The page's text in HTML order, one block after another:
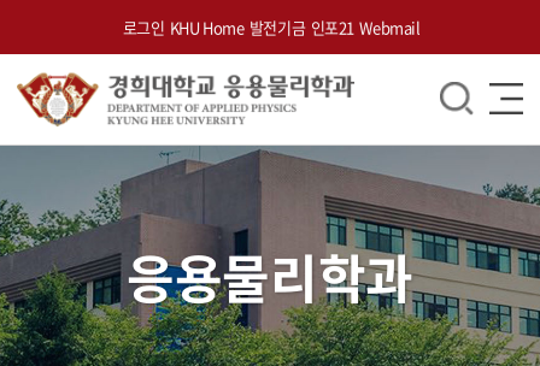
로그인 KHU Home 발전기금 인포21 Webmail
응용물리학과